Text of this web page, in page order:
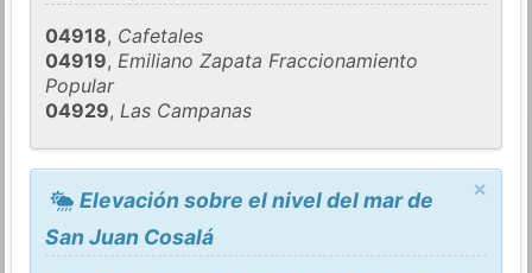
04918, Cafetales
04919,Emiliano Zapata Fraccionamiento
Popular
04929,Las Campanas
×
Elevación sobre el nivel del mar de
San Juan Cosalá